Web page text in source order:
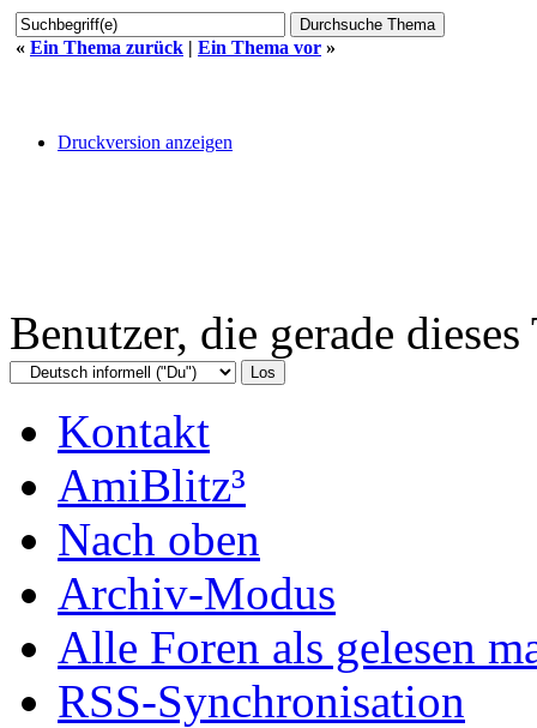
« Ein Thema zurück | Ein Thema vor »
Druckversion anzeigen
Benutzer, die gerade
Kontakt
AmiBlitz³
Nach oben
Archiv-Modus
Alle Foren als gelesen
RSS-Synchronisation